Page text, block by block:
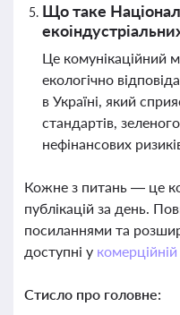
Що таке
Це комунікаційний
екологічно
в Україні, який
стандартів,
нефінансових
Кожне з питань — це
публікацій за день.
посиланнями та
доступні у
Стисло про головне: